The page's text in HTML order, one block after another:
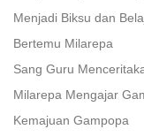
Menjadi Biksu dan
Bertemu Milarepa
Sang Guru
Milarepa Mengajar
Kemajuan Gampopa